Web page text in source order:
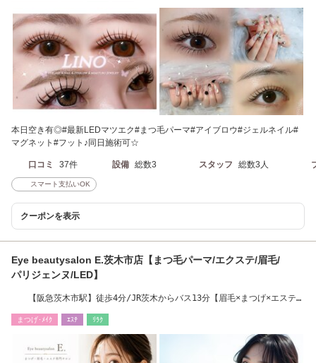
本日空き有◎#最新LEDマツエク#まつ毛パーマ#アイブロウ#ジェルネイル#
マグネット#フット♪同日施術可☆
口コミ 37件 設備 総数3 スタッフ 総数3人
スマート支払いOK
クーポンを表示
Eye beautysalon E.茨木市店【まつ毛パーマ/エクステ/眉毛/
パリジェンヌ/LED】
【阪急茨木市駅】徒歩4分/JR茨木からバス13分【眉毛×まつげ×エステ×
まつげ･ﾒｲｸ ｴｽﾃ ﾘﾗｸ